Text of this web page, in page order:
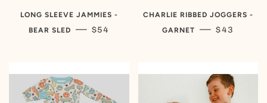
LONG SLEEVE JAMMIES -
BEAR SLED
— PRIX RÉGULIER
$54
CHARLIE RIBBED JOGGERS -
GARNET
— PRIX
$43